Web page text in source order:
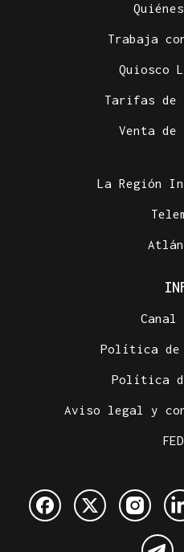
Trabaja
Quiosco
Tarifas de
Venta de
La Región
Política de
Política
Aviso legal y